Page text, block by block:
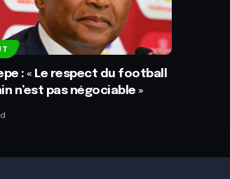
: « Le respect du football
n’est pas négociable »